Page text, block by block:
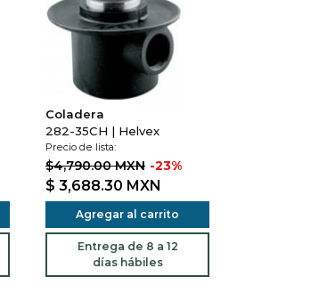
Coladera
282-35CH | Helvex
Precio de lista:
$4,790.00 MXN -23%
$ 3,688.30 MXN
Agregar al carrito
Entrega de 8 a 12
días hábiles